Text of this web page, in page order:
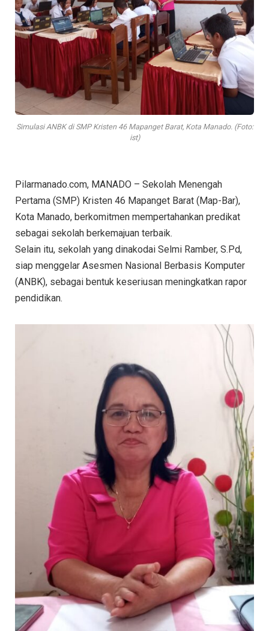
Simulasi ANBK di SMP Kristen 46 Mapanget Barat, Kota Manado. (Foto:
ist)
Pilarmanado.com, MANADO – Sekolah Menengah
Pertama (SMP) Kristen 46 Mapanget Barat (Map-Bar),
Kota Manado, berkomitmen mempertahankan predikat
sebagai sekolah berkemajuan terbaik.
Selain itu, sekolah yang dinakodai Selmi Ramber, S.Pd,
siap menggelar Asesmen Nasional Berbasis Komputer
(ANBK), sebagai bentuk keseriusan meningkatkan rapor
pendidikan.